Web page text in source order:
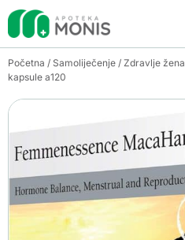
Početna / Samoliječenje / Zdravlje žena
kapsule a120